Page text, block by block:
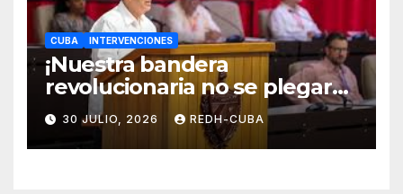
CUBA INTERVENCIONES
¡Nuestra bandera
revolucionaria no se plegará
jamás! Por Bruno Rodríguez
Parrilla
30 JULIO, 2026 REDH-CUBA